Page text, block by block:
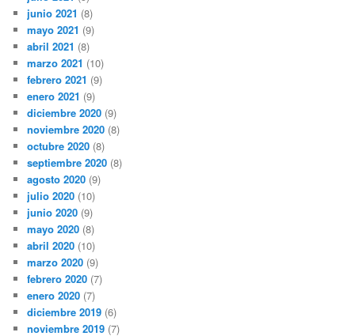
junio 2021 (8)
mayo 2021 (9)
abril 2021 (8)
marzo 2021 (10)
febrero 2021 (9)
enero 2021 (9)
diciembre 2020 (9)
noviembre 2020 (8)
octubre 2020 (8)
septiembre 2020 (8)
agosto 2020 (9)
julio 2020 (10)
junio 2020 (9)
mayo 2020 (8)
abril 2020 (10)
marzo 2020 (9)
febrero 2020 (7)
enero 2020 (7)
diciembre 2019 (6)
noviembre 2019 (7)